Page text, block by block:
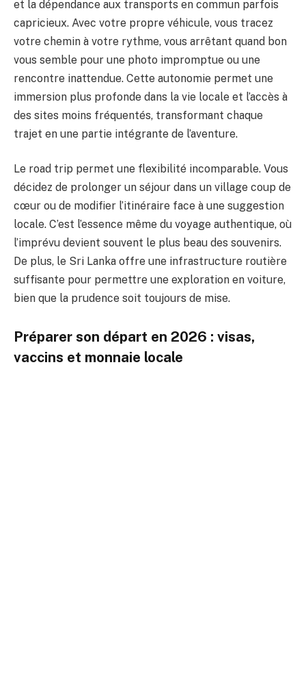
et la dépendance aux transports en commun parfois
capricieux. Avec votre propre véhicule, vous tracez
votre chemin à votre rythme, vous arrêtant quand bon
vous semble pour une photo impromptue ou une
rencontre inattendue. Cette autonomie permet une
immersion plus profonde dans la vie locale et l’accès à
des sites moins fréquentés, transformant chaque
trajet en une partie intégrante de l’aventure.
Le road trip permet une flexibilité incomparable. Vous
décidez de prolonger un séjour dans un village coup de
cœur ou de modifier l’itinéraire face à une suggestion
locale. C’est l’essence même du voyage authentique, où
l’imprévu devient souvent le plus beau des souvenirs.
De plus, le Sri Lanka offre une infrastructure routière
suffisante pour permettre une exploration en voiture,
bien que la prudence soit toujours de mise.
Préparer son départ en 2026 : visas,
vaccins et monnaie locale